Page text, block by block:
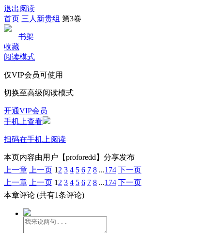
退出阅读
首页 三人新贵组 第3卷
书架
收藏
阅读模式
仅VIP会员可使用
切换至高级阅读模式
开通VIP会员
手机上查看
扫码在手机上阅读
本页内容由用户【proforedd】分享发布
上一章
上一页 1 2 3 4 5 6 7 8 ...174 下一页
上一章
上一页 1 2 3 4 5 6 7 8 ...174 下一页
本章评论 (共有1条评论)